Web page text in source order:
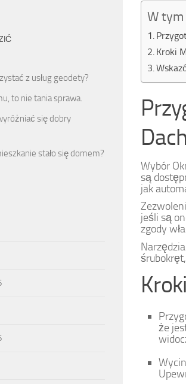
W
Kroki
Wybór
są
jak
jeśli są
zgody
że
z usług geodety?
to nie tania sprawa.
się dobry
stało się domem?